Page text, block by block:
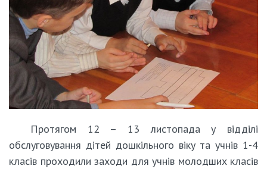
Протягом 12 – 13 листопада у відділі
обслуговування дітей дошкільного віку та учнів 1-4
класів проходили заходи для учнів молодших класів